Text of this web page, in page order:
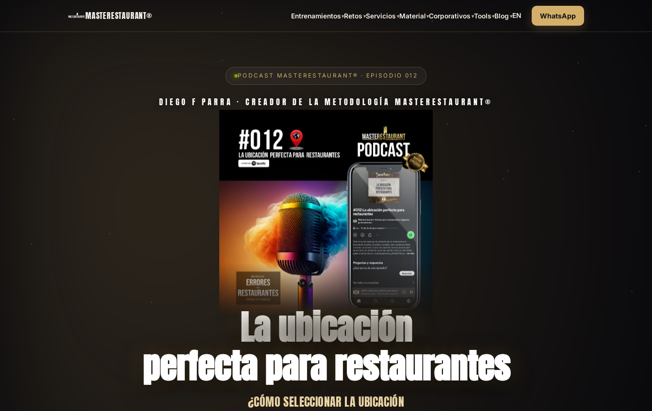
MASTERESTAURANT® Entrenamientos Retos Servicios Material Corporativos Tools Blog EN WhatsApp
PODCAST MASTERESTAURANT® · EPISODIO 012
DIEGO F PARRA · CREADOR DE LA METODOLOGÍA MASTERESTAURANT®
La ubicación
perfecta para restaurantes
¿CÓMO SELECCIONAR LA UBICACIÓN